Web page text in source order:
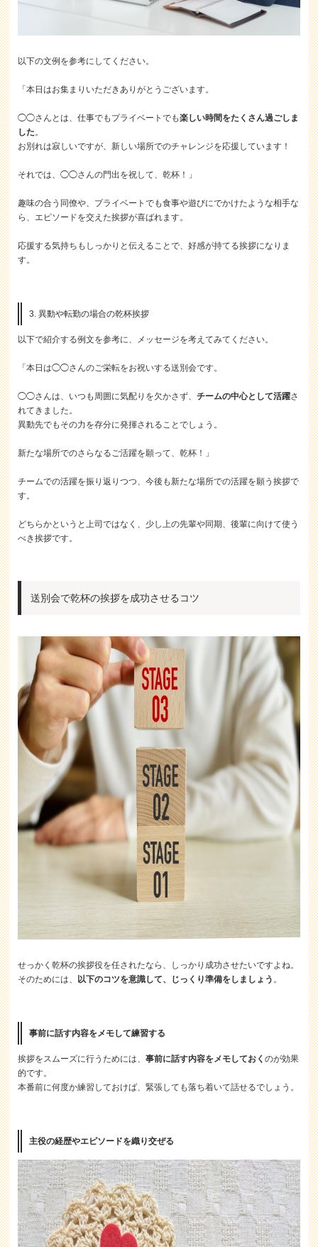
以下の文例を参考にしてください。
「本日はお集まりいただきありがとうございます。
◯◯さんとは、仕事でもプライベートでも楽しい時間をたくさん過ごしま
した。
お別れは寂しいですが、新しい場所でのチャレンジを応援しています！
それでは、◯◯さんの門出を祝して、乾杯！」
趣味の合う同僚や、プライベートでも食事や遊びにでかけたような相手な
ら、エピソードを交えた挨拶が喜ばれます。
応援する気持ちもしっかりと伝えることで、好感が持てる挨拶になりま
す。
3. 異動や転勤の場合の乾杯挨拶
以下で紹介する例文を参考に、メッセージを考えてみてください。
「本日は◯◯さんのご栄転をお祝いする送別会です。
◯◯さんは、いつも周囲に気配りを欠かさず、チームの中心として活躍さ
れてきました。
異動先でもその力を存分に発揮されることでしょう。
新たな場所でのさらなるご活躍を願って、乾杯！」
チームでの活躍を振り返りつつ、今後も新たな場所での活躍を願う挨拶で
す。
どちらかというと上司ではなく、少し上の先輩や同期、後輩に向けて使う
べき挨拶です。
送別会で乾杯の挨拶を成功させるコツ
せっかく乾杯の挨拶役を任されたなら、しっかり成功させたいですよね。
そのためには、 以下のコツを意識して、じっくり準備をしましょう 。
事前に話す内容をメモして練習する
挨拶をスムーズに行うためには、事前に話す内容をメモしておくのが効果
的です。
本番前に何度か練習しておけば、緊張しても落ち着いて話せるでしょう。
主役の経歴やエピソードを織り交ぜる